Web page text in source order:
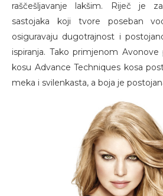
raščešljavanje lakšim. Riječ je
sastojaka koji tvore poseban
osiguravaju dugotrajnost i
ispiranja. Tako primjenom
kosu Advance Techniques kosa
meka i svilenkasta, a boja je